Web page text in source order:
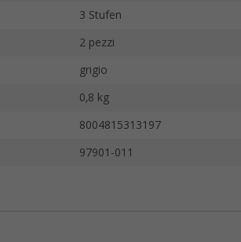
3 Stufen
2 pezzi
grigio
0,8 kg
8004815313197
97901-011